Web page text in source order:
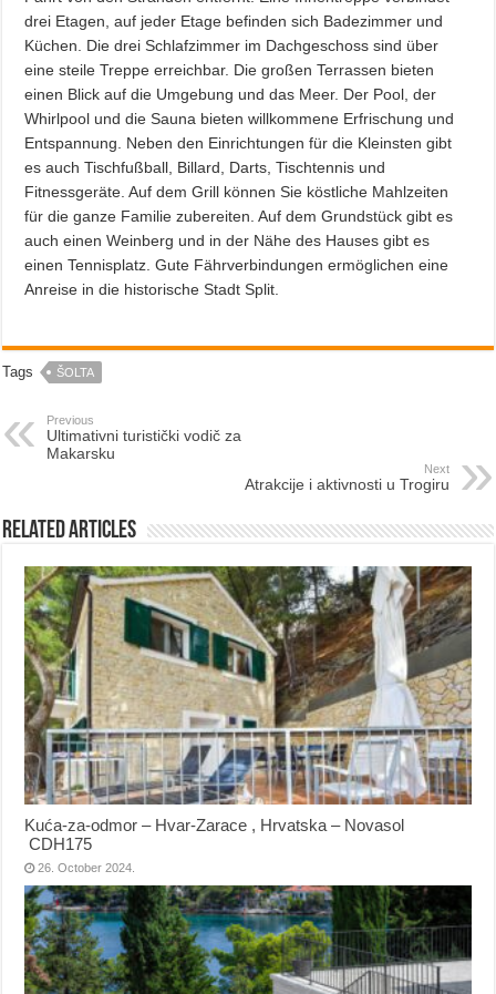
drei Etagen, auf jeder Etage befinden sich Badezimmer und
Küchen. Die drei Schlafzimmer im Dachgeschoss sind über
eine steile Treppe erreichbar. Die großen Terrassen bieten
einen Blick auf die Umgebung und das Meer. Der Pool, der
Whirlpool und die Sauna bieten willkommene Erfrischung und
Entspannung. Neben den Einrichtungen für die Kleinsten gibt
es auch Tischfußball, Billard, Darts, Tischtennis und
Fitnessgeräte. Auf dem Grill können Sie köstliche Mahlzeiten
für die ganze Familie zubereiten. Auf dem Grundstück gibt es
auch einen Weinberg und in der Nähe des Hauses gibt es
einen Tennisplatz. Gute Fährverbindungen ermöglichen eine
Anreise in die historische Stadt Split.
Tags ŠOLTA
Previous
Ultimativni turistički vodič za
Makarsku
Next
Atrakcije i aktivnosti u Trogiru
Related Articles
Kuća-za-odmor – Hvar-Zarace , Hrvatska – Novasol
CDH175
26. October 2024.